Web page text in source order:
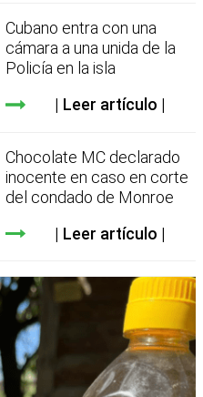
Cubano entra con una
cámara a una unida de la
Policía en la isla
Leer artículo
Chocolate MC declarado
inocente en caso en corte
del condado de Monroe
Leer artículo